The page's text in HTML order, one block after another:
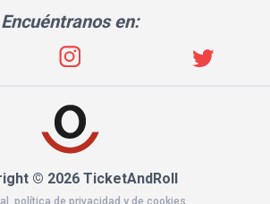
Encuéntranos en:
© 2026 TicketAndRoll
política de privacidad y de cookies